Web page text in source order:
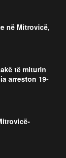
në Mitrovicë,
të miturin
arreston 19-